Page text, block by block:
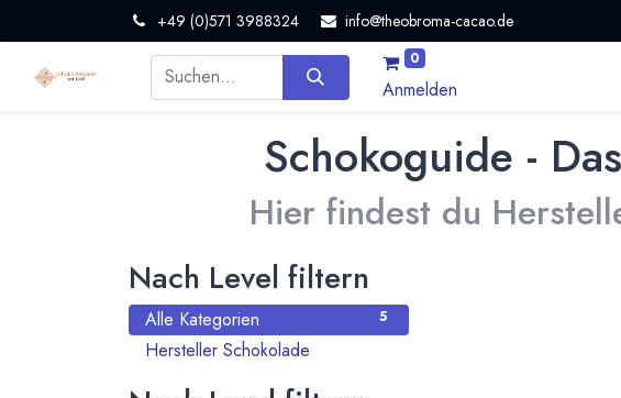
+49 (0)571 3988324 info@theobroma-cacao.de
0
Anmelden
Schokoguide -
Hier findest du
Nach Level filtern
5
Alle Kategorien
Hersteller Schokolade